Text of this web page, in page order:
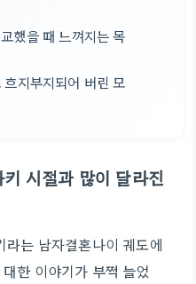
했을 때 느껴지는 목
지부지되어 버린 모
시절과 많이 달라진
라는 남자결혼나이 궤도에
한 이야기가 부쩍 늘었